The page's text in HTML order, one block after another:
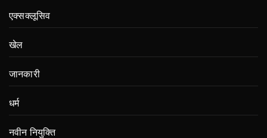
एक्सक्लूसिव
खेल
जानकारी
धर्म
नवीन नियुक्ति